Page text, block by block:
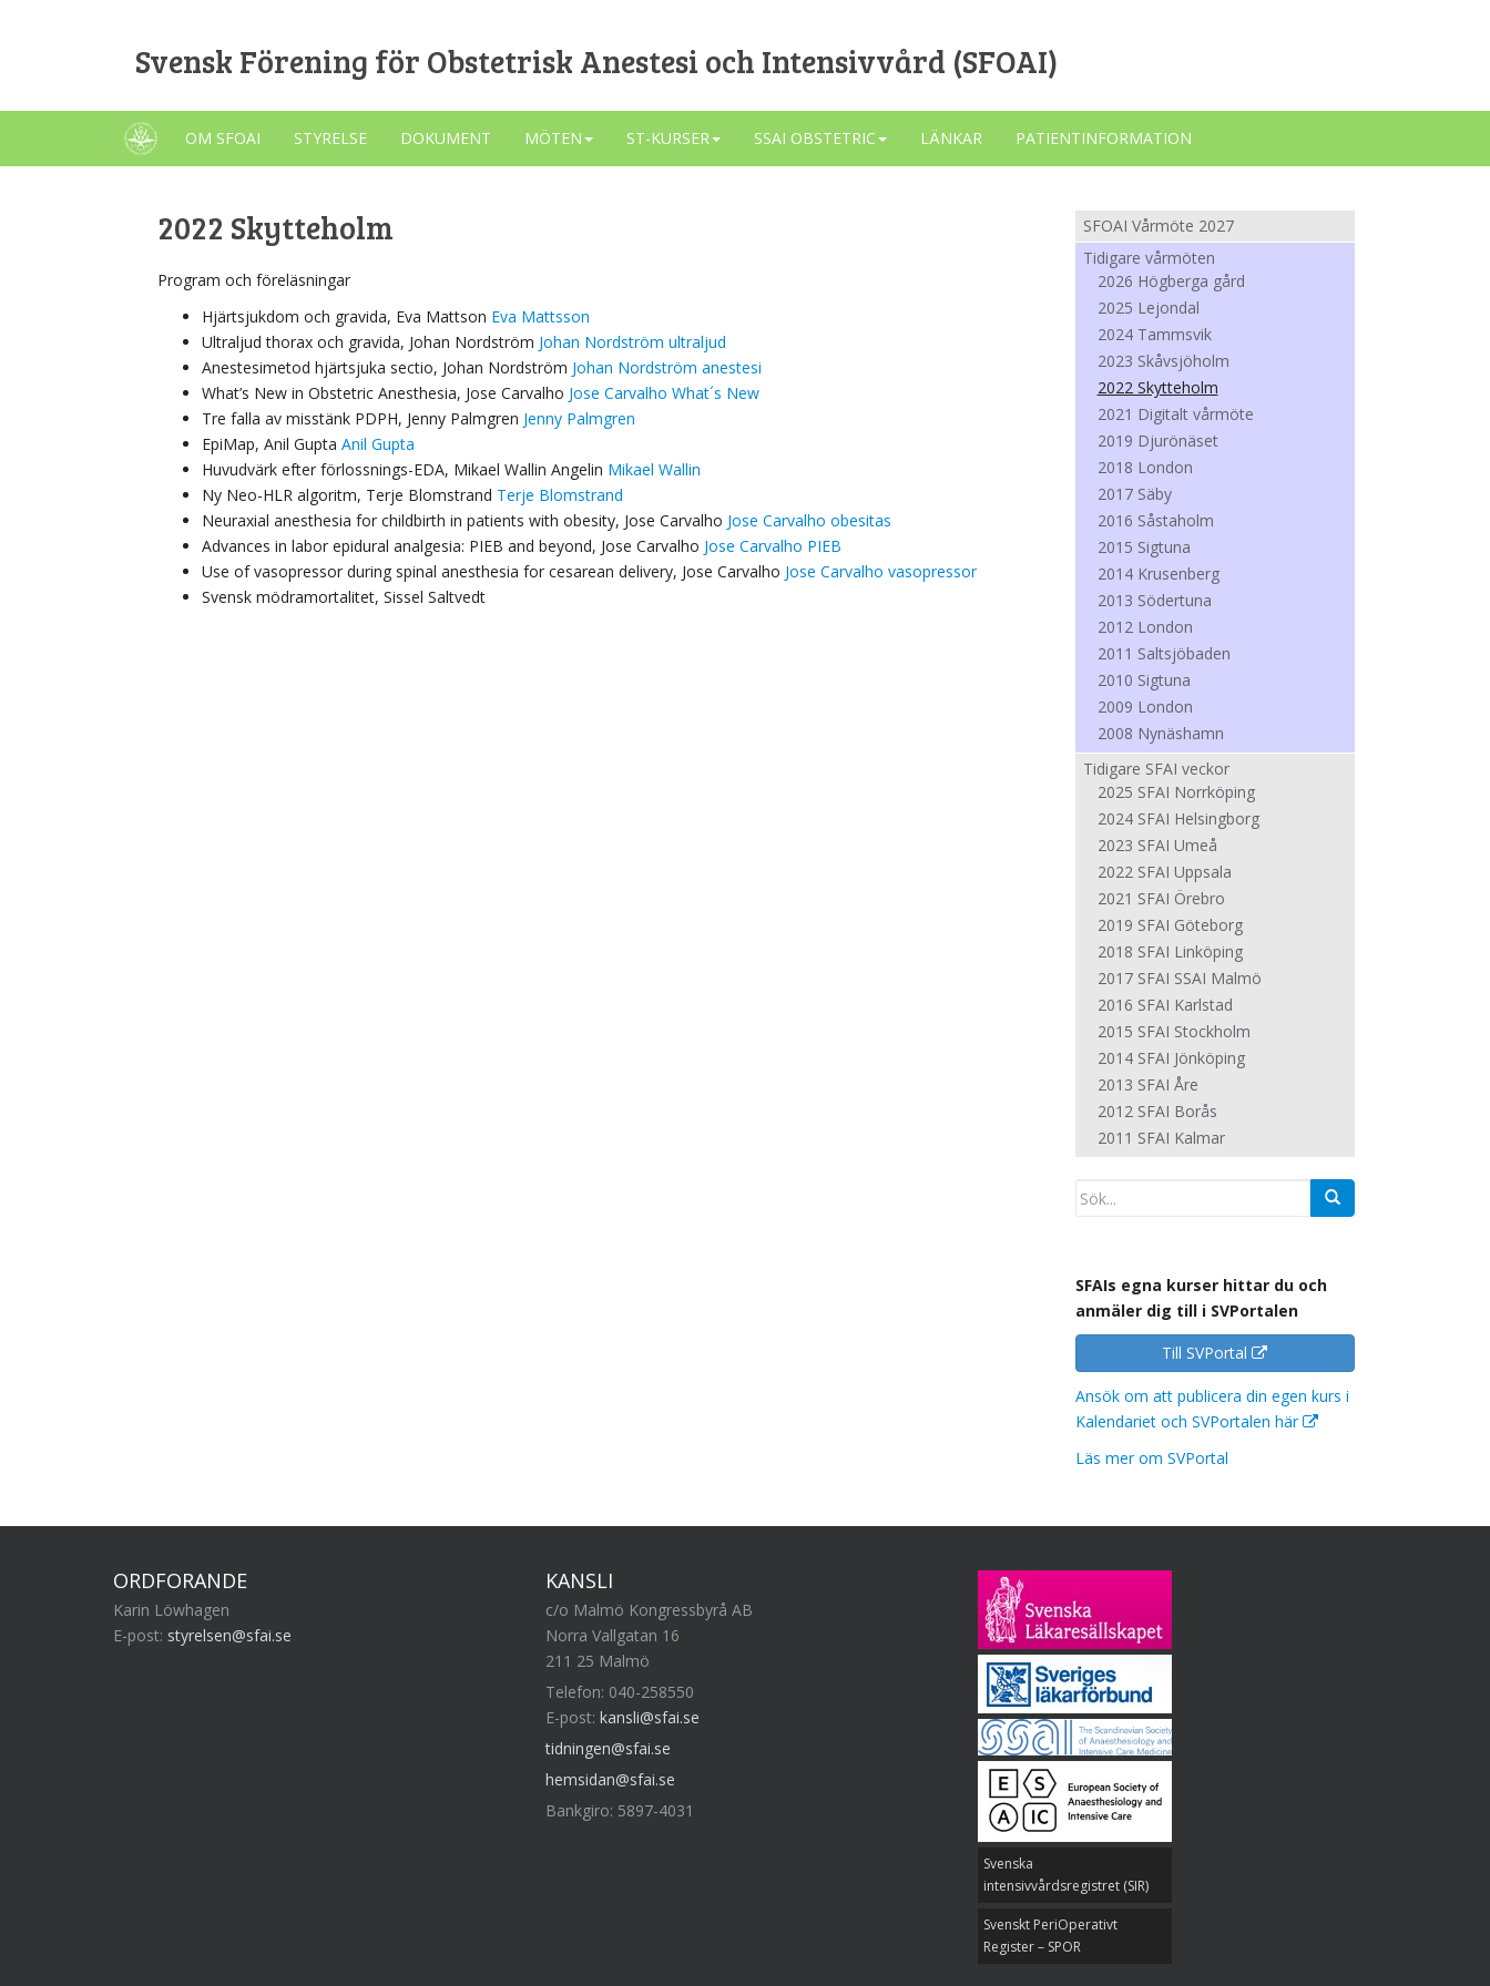
Svensk Förening för Obstetrisk Anestesi och Intensivvård (SFOAI)
OM SFOAI STYRELSE DOKUMENT MÖTEN ST-KURSER SSAI OBSTETRIC LÄNKAR PATIENTINFORMATION
2022 Skytteholm
Program och föreläsningar
Hjärtsjukdom och gravida, Eva Mattson Eva Mattsson
Ultraljud thorax och gravida, Johan Nordström Johan Nordström ultraljud
Anestesimetod hjärtsjuka sectio, Johan Nordström Johan Nordström anestesi
What’s New in Obstetric Anesthesia, Jose Carvalho Jose Carvalho What´s New
Tre falla av misstänk PDPH, Jenny Palmgren Jenny Palmgren
EpiMap, Anil Gupta Anil Gupta
Huvudvärk efter förlossnings-EDA, Mikael Wallin Angelin Mikael Wallin
Ny Neo-HLR algoritm, Terje Blomstrand Terje Blomstrand
Neuraxial anesthesia for childbirth in patients with obesity, Jose Carvalho Jose Carvalho obesitas
Advances in labor epidural analgesia: PIEB and beyond, Jose Carvalho Jose Carvalho PIEB
Use of vasopressor during spinal anesthesia for cesarean delivery, Jose Carvalho Jose Carvalho vasopressor
Svensk mödramortalitet, Sissel Saltvedt
SFOAI Vårmöte 2027
Tidigare vårmöten
2026 Högberga gård
2025 Lejondal
2024 Tammsvik
2023 Skåvsjöholm
2022 Skytteholm
2021 Digitalt vårmöte
2019 Djurönäset
2018 London
2017 Säby
2016 Såstaholm
2015 Sigtuna
2014 Krusenberg
2013 Södertuna
2012 London
2011 Saltsjöbaden
2010 Sigtuna
2009 London
2008 Nynäshamn
Tidigare SFAI veckor
2025 SFAI Norrköping
2024 SFAI Helsingborg
2023 SFAI Umeå
2022 SFAI Uppsala
2021 SFAI Örebro
2019 SFAI Göteborg
2018 SFAI Linköping
2017 SFAI SSAI Malmö
2016 SFAI Karlstad
2015 SFAI Stockholm
2014 SFAI Jönköping
2013 SFAI Åre
2012 SFAI Borås
2011 SFAI Kalmar
SFAIs egna kurser hittar du och
anmäler dig till i SVPortalen
Till SVPortal
Ansök om att publicera din egen kurs i
Kalendariet och SVPortalen här
Läs mer om SVPortal
ORDFÖRANDE
Karin Löwhagen
E-post: styrelsen@sfai.se
KANSLI
c/o Malmö Kongressbyrå AB
Norra Vallgatan 16
211 25 Malmö
Telefon: 040-258550
E-post: kansli@sfai.se
tidningen@sfai.se
hemsidan@sfai.se
Bankgiro: 5897-4031
Svenska
intensivvårdsregistret (SIR)
Svenskt PeriOperativt
Register – SPOR